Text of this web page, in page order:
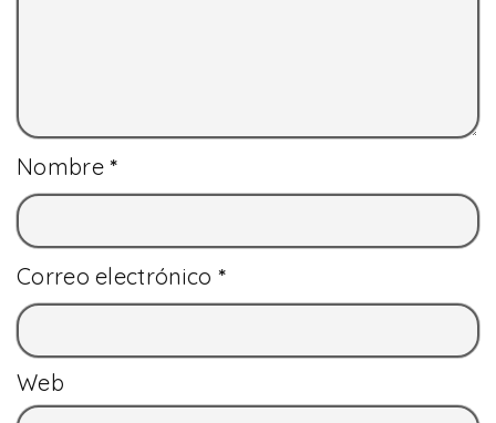
Nombre*
Correo electrónico *
Web